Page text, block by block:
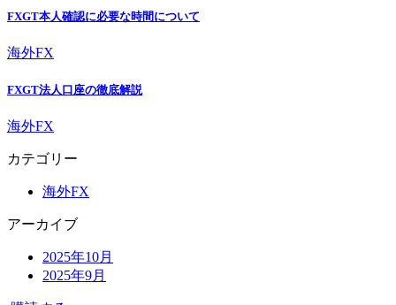
FXGT本人確認に必要な時間について
海外FX
FXGT法人口座の徹底解説
海外FX
カテゴリー
海外FX
アーカイブ
2025年10月
2025年9月